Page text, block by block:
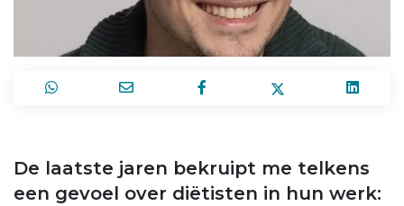
De laatste jaren bekruipt me telkens
een gevoel over diëtisten in hun werk: